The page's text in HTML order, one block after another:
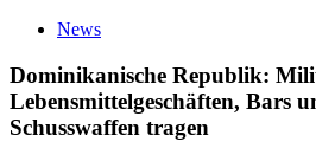
News
Dominikanische Republik:
Lebensmittelgeschäften, Bars
Schusswaffen tragen